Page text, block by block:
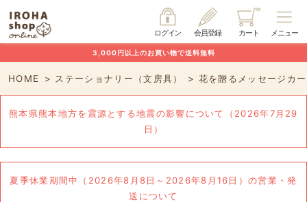
メニュー
カート
会員登録
ログイン
3,000円以上のお買い物で送料無料
HOME ステーショナリー（文房具） 花を贈るメッセージカ
熊本県熊本地方を震源とする地震の影響について（2026年7月29
日）
夏季休業期間中（2026年8月8日～2026年8月16日）の営業・発
送について